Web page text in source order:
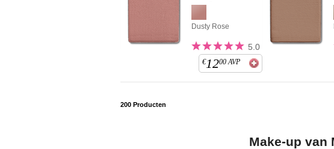
Dusty Rose
5.0
€1200 AVP
200Producten
Make-up van